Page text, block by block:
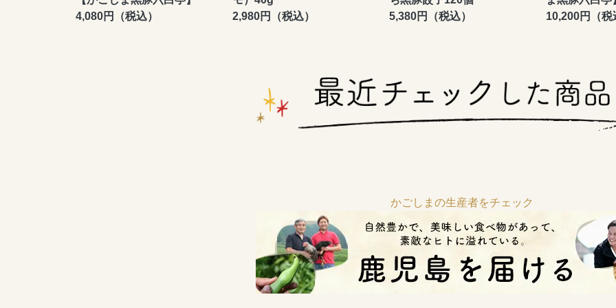
4,080円（税込）
2,980円（税込）
5,380円（税込）
10,200円（税
かごしまの生産者をチェック